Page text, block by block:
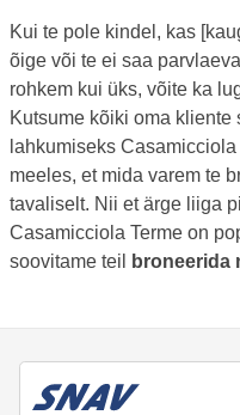
Kui te pole kindel, kas
õige või te ei saa
rohkem kui üks, võite ka
Kutsume kõiki oma kliente
lahkumiseks
meeles, et mida varem te
tavaliselt. Nii et ärge liiga
Casamicciola Terme on
soovitame teil
broneerida